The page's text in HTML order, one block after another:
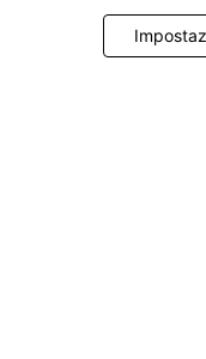
Information
trattamento dei dati
accessibile